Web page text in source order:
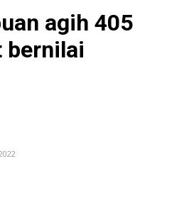
agih 405